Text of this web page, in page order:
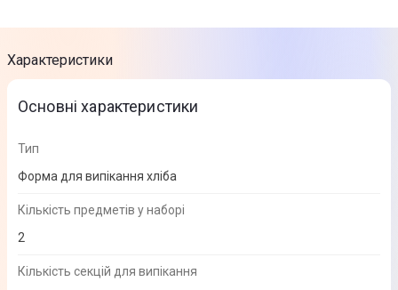
Характеристики
Основні характеристики
Тип
Форма для випікання хліба
Кількість предметів у наборі
2
Кількість секцій для випікання